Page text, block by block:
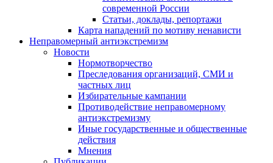
современной России
Статьи, доклады, репортажи
Карта нападений по мотиву ненависти
Неправомерный антиэкстремизм
Новости
Нормотворчество
Преследования организаций, СМИ и
частных лиц
Избирательные кампании
Противодействие неправомерному
антиэкстремизму
Иные государственные и общественные
действия
Мнения